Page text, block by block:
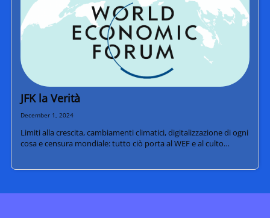
JFK la Verità
December 1, 2024
Limiti alla crescita, cambiamenti climatici, digitalizzazione di ogni
cosa e censura mondiale: tutto ciò porta al WEF e al culto…